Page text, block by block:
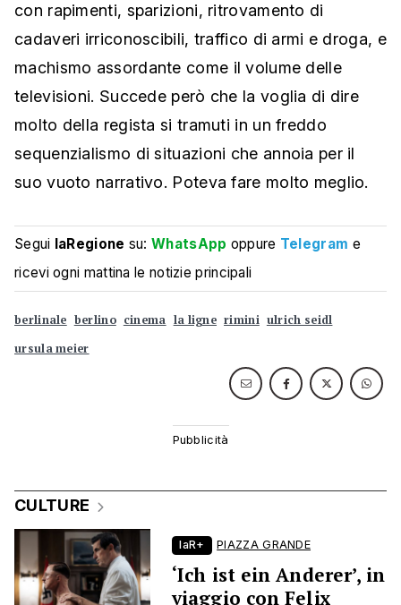
con rapimenti, sparizioni, ritrovamento di
cadaveri irriconoscibili, traffico di armi e droga, e
machismo assordante come il volume delle
televisioni. Succede però che la voglia di dire
molto della regista si tramuti in un freddo
sequenzialismo di situazioni che annoia per il
suo vuoto narrativo. Poteva fare molto meglio.
Segui laRegione su:WhatsApp oppure Telegram e
ricevi ogni mattina le notizie principali
berlinale berlino cinema la ligne rimini ulrich seidl
ursula meier
CULTURE
laR+ PIAZZA GRANDE
‘Ich ist ein Anderer’, in
viaggio con Felix